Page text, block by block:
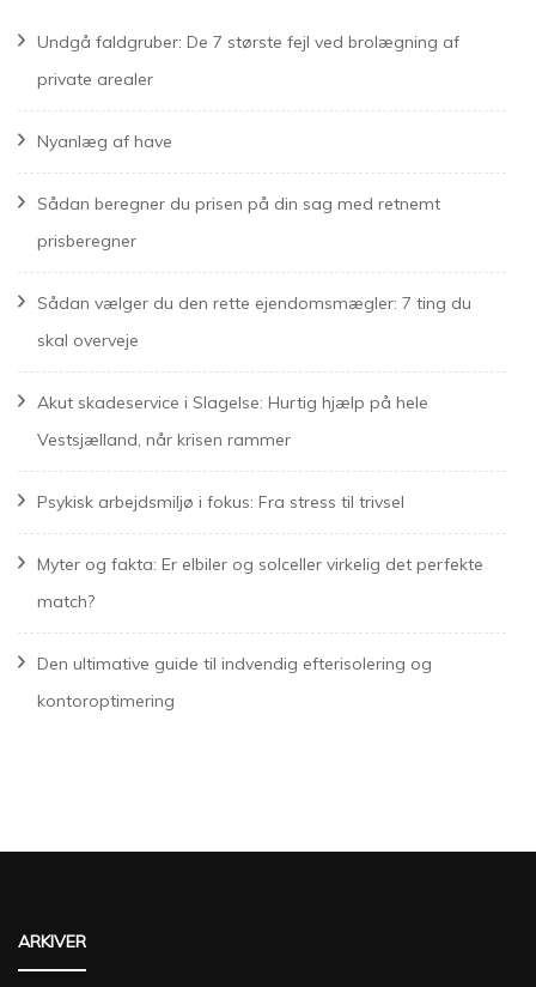
Undgå faldgruber: De 7 største fejl ved brolægning af
private arealer
Nyanlæg af have
Sådan beregner du prisen på din sag med retnemt
prisberegner
Sådan vælger du den rette ejendomsmægler: 7 ting du
skal overveje
Akut skadeservice i Slagelse: Hurtig hjælp på hele
Vestsjælland, når krisen rammer
Psykisk arbejdsmiljø i fokus: Fra stress til trivsel
Myter og fakta: Er elbiler og solceller virkelig det perfekte
match?
Den ultimative guide til indvendig efterisolering og
kontoroptimering
ARKIVER